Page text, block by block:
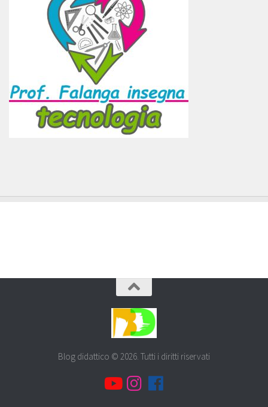
Blog didattico © 2026. Tutti i diritti riservati